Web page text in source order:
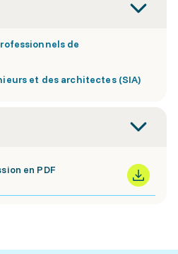
de
et des architectes (SIA)
en PDF